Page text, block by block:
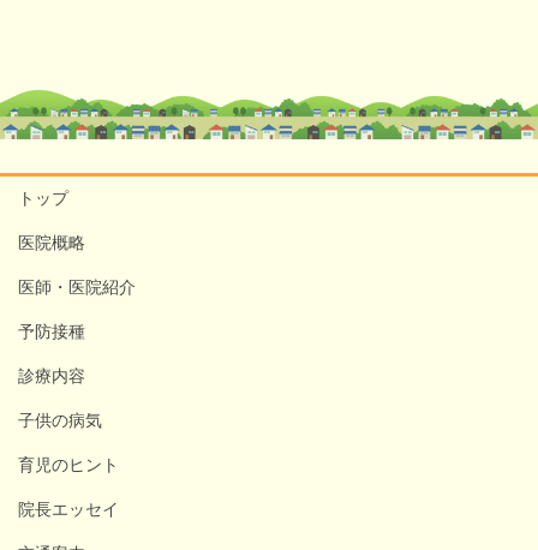
トップ
医院概略
医師・医院紹介
予防接種
診療内容
子供の病気
育児のヒント
院長エッセイ